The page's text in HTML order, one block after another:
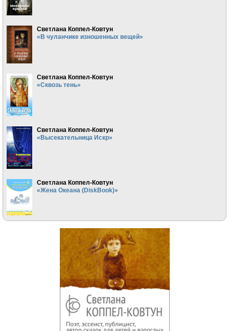
Светлана Коппел-Ковтун
«В чуланчике изношенных вещей»
Светлана Коппел-Ковтун
«Сквозь тень»
Светлана Коппел-Ковтун
«Высекательница Искр»
Светлана Коппел-Ковтун
«Жена Океана (DiskBook)»